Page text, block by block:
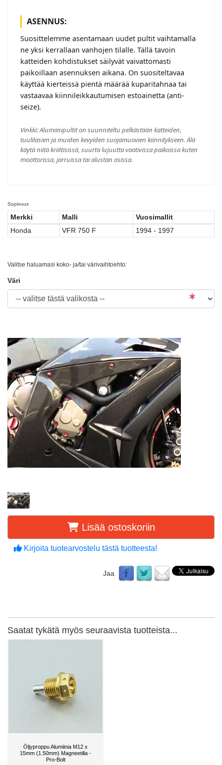
ASENNUS:
Suosittelemme asentamaan uudet pultit vaihtamalla
ne yksi kerrallaan vanhojen tilalle. Tällä tavoin
katteiden kohdistukset säilyvät vaivattomasti
paikoillaan asennuksen aikana. On suositeltavaa
käyttää kierteissä pientä määrää kuparitahnaa tai
vastaavaa kiinnileikkautumisen estoainetta (anti-
seize).
Vinkki: Alumiinipultit on suunniteltu pelkästään katteiden,
tuulilasien ja muiden kevyiden suojamuovien kiinnitykseen. Älä
käytä niitä kriittisissä, suurta lujuutta vaativissa paikoissa kuten
moottorissa, jarruissa tai alustan osissa.
Sopivuus
Merkki Malli
Vuosimallit
Honda
VFR 750 F 1994 - 1997
Valitse haluamasi koko- ja/tai värivaihtoehto:
Väri
Lisää ostoskoriin
Kirjoita tuotearvostelu tästä tuotteesta!
Jaa
Saatat tykätä myös seuraavista tuotteista...
Öljyproppu Alumiinia M12 x
15mm (1.50mm) Magneetilla -
Pro-Bolt